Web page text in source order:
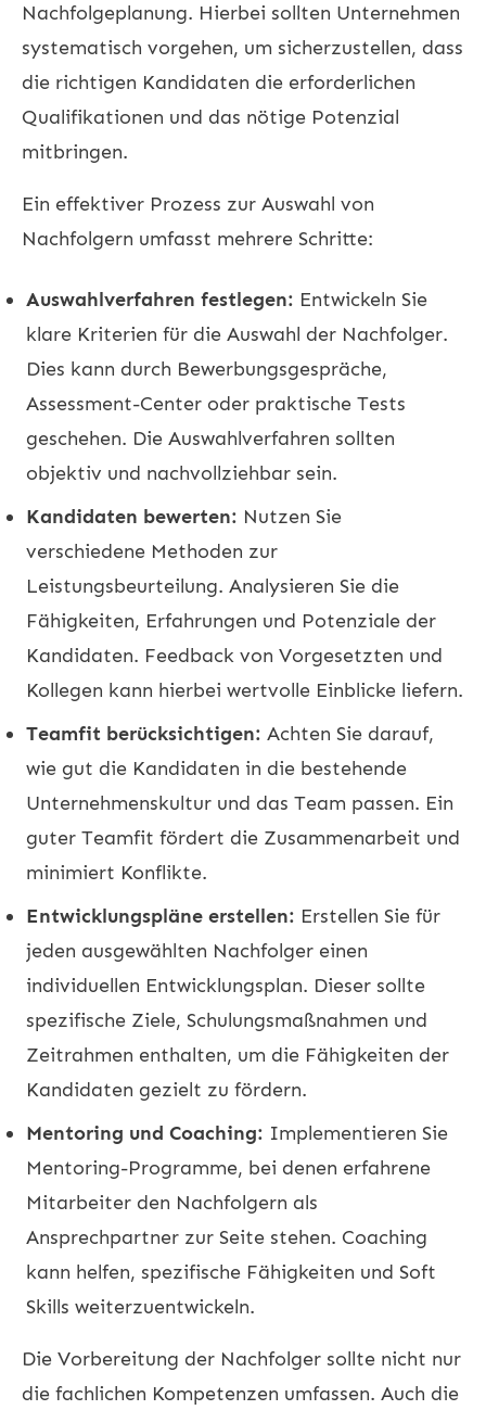
Nachfolgeplanung. Hierbei sollten Unternehmen
systematisch vorgehen, um sicherzustellen, dass
die richtigen Kandidaten die erforderlichen
Qualifikationen und das nötige Potenzial
mitbringen.
Ein effektiver Prozess zur Auswahl von
Nachfolgern umfasst mehrere Schritte:
Auswahlverfahren festlegen: Entwickeln Sie
klare Kriterien für die Auswahl der Nachfolger.
Dies kann durch Bewerbungsgespräche,
Assessment-Center oder praktische Tests
geschehen. Die Auswahlverfahren sollten
objektiv und nachvollziehbar sein.
Kandidaten bewerten: Nutzen Sie
verschiedene Methoden zur
Leistungsbeurteilung. Analysieren Sie die
Fähigkeiten, Erfahrungen und Potenziale der
Kandidaten. Feedback von Vorgesetzten und
Kollegen kann hierbei wertvolle Einblicke liefern.
Teamfit berücksichtigen: Achten Sie darauf,
wie gut die Kandidaten in die bestehende
Unternehmenskultur und das Team passen. Ein
guter Teamfit fördert die Zusammenarbeit und
minimiert Konflikte.
Entwicklungspläne erstellen: Erstellen Sie für
jeden ausgewählten Nachfolger einen
individuellen Entwicklungsplan. Dieser sollte
spezifische Ziele, Schulungsmaßnahmen und
Zeitrahmen enthalten, um die Fähigkeiten der
Kandidaten gezielt zu fördern.
Mentoring und Coaching: Implementieren Sie
Mentoring-Programme, bei denen erfahrene
Mitarbeiter den Nachfolgern als
Ansprechpartner zur Seite stehen. Coaching
kann helfen, spezifische Fähigkeiten und Soft
Skills weiterzuentwickeln.
Die Vorbereitung der Nachfolger sollte nicht nur
die fachlichen Kompetenzen umfassen. Auch die